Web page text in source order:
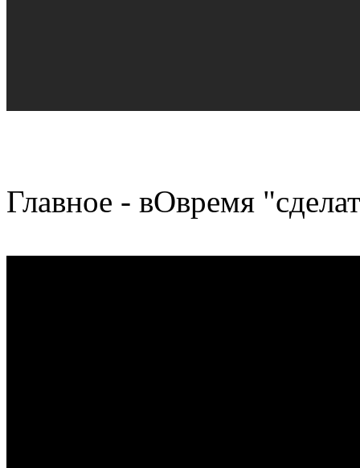
Главное - вОвремя